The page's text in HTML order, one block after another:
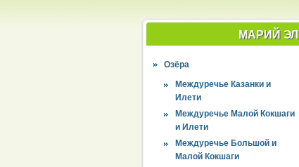
МАРИЙ ЭЛ
Озёра
Междуречье Казанки и
Илети
Междуречье Малой Кокшаги
и Илети
Междуречье Большой и
Малой Кокшаги